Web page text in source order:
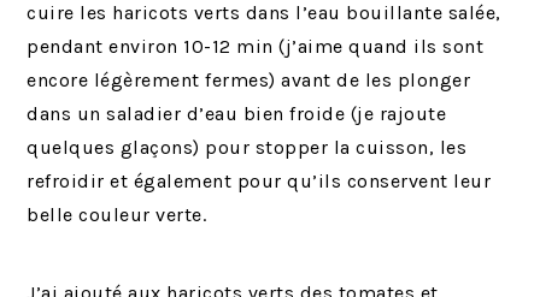
cuire les haricots verts dans l’eau bouillante salée,
pendant environ 10-12 min (j’aime quand ils sont
encore légèrement fermes) avant de les plonger
dans un saladier d’eau bien froide (je rajoute
quelques glaçons) pour stopper la cuisson, les
refroidir et également pour qu’ils conservent leur
belle couleur verte.